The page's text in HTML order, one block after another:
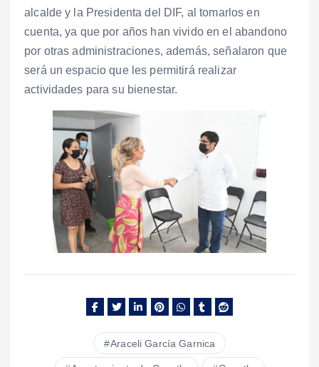
alcalde y la Presidenta del DIF, al tomarlos en
cuenta, ya que por años han vivido en el abandono
por otras administraciones, además, señalaron que
será un espacio que les permitirá realizar
actividades para su bienestar.
Araceli García Garnica